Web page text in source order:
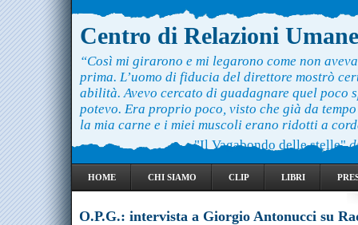
Centro di Relazioni Umane
“Così mi girarono e mi legarono come non
prima. L’uomo di fiducia del direttore mostrò
abilità. Avevo cercato di guadagnare quel poco
potevo. Era proprio poco, visto che già da
la mia carne e i miei muscoli erano ridotti a
"Il Vagabondo delle stelle"
HOME CHI SIAMO CLIP LIBRI
O.P.G.: intervista a Giorgio Antonucci su